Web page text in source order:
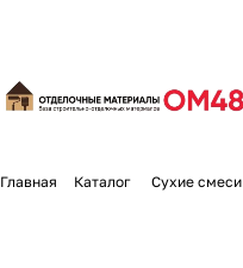
Главная Каталог Сухие смеси